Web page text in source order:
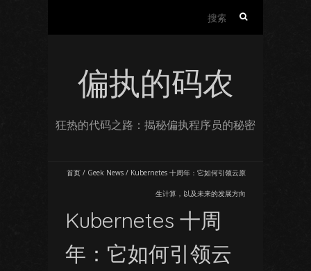
偏执的码农
狂热的代码之路：揭秘偏执程序员的秘密
首页 / Geek News / Kubernetes 十周年：它如何引领云原
生计算，以及未来的发展方向
Kubernetes 十周
年：它如何引领云